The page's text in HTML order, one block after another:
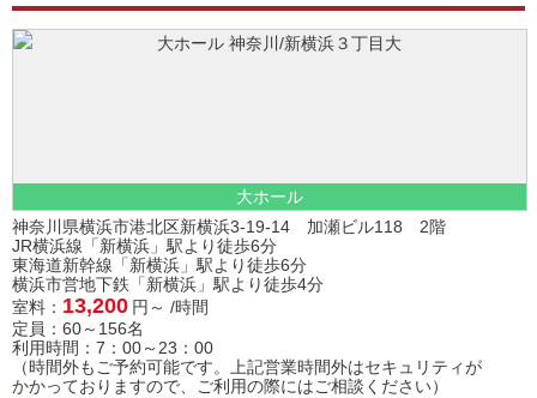
大ホール
神奈川県横浜市港北区新横浜3-19-14 加瀬ビル118 2階
JR横浜線「新横浜」駅より徒歩6分
東海道新幹線「新横浜」駅より徒歩6分
横浜市営地下鉄「新横浜」駅より徒歩4分
室料： 13,200 円～ /時間
定員：60～156名
利用時間：7：00～23：00
（時間外もご予約可能です。上記営業時間外はセキュリティが
かかっておりますので、ご利用の際にはご相談ください）